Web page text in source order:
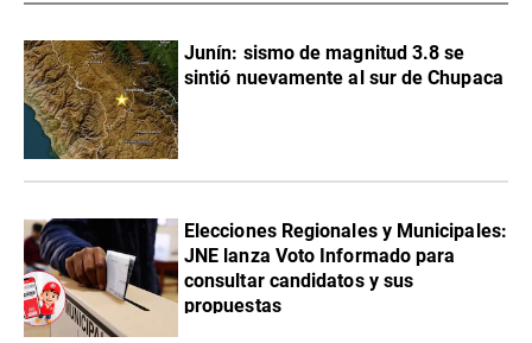
Junín: sismo de magnitud 3.8 se
sintió nuevamente al sur de Chupaca
Elecciones Regionales y Municipales:
JNE lanza Voto Informado para
consultar candidatos y sus
propuestas